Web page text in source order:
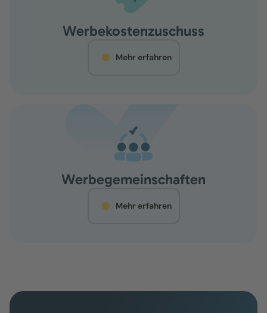
Werbekostenzuschuss
Mehr erfahren
Werbegemeinschaften
Mehr erfahren